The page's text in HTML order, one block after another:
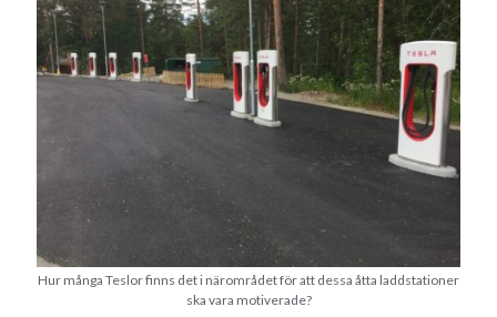
Hur många Teslor finns det i närområdet för att dessa åtta laddstationer
ska vara motiverade?